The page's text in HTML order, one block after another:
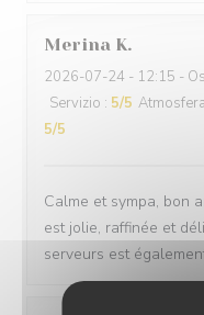
Merina K
2026-07-24 - 12:15 -
Servizio : 5/5 Atmosfera
5/5
Calme et sympa, bon
est jolie, raffinée et
serveurs est